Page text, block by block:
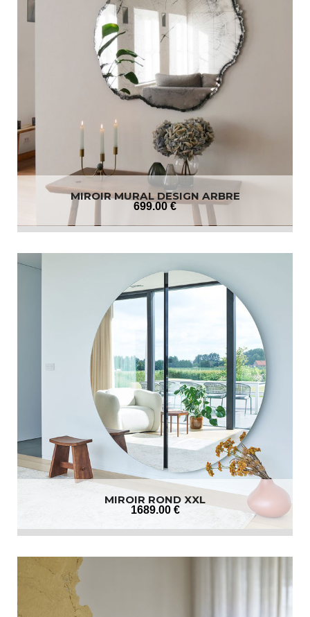
MIROIR MURAL DESIGN ARBRE
699.00 €
MIROIR ROND XXL
1689.00 €